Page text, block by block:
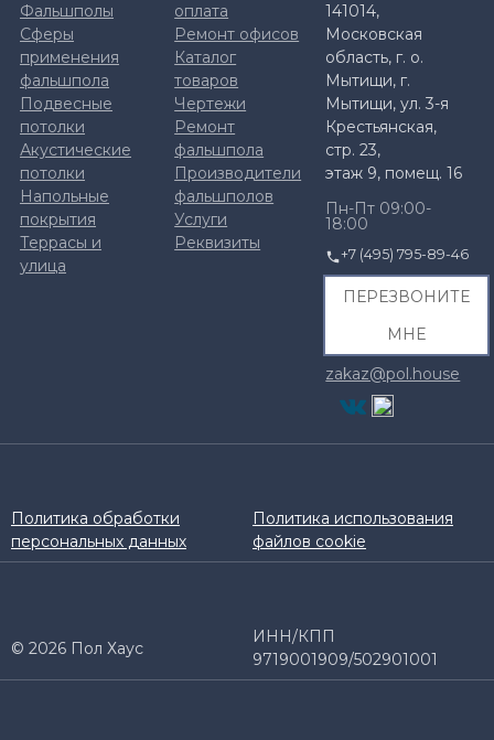
сталь
сталь
0,5
мм
141014,
Московская
область, г. о.
Мытищи, г.
Мытищи, ул. 3-я
Крестьянская,
стр. 23,
этаж 9, помещ. 16
Пн-Пт 09:00-
18:00
+7 (495) 795-89-46
ПЕРЕЗВОНИТЕ
МНЕ
zakaz@pol.house
Фальшполы
Сферы
применения
фальшпола
Подвесные
потолки
Акустические
потолки
Напольные
покрытия
Террасы и
улица
оплата
Ремонт офисов
Каталог
товаров
Чертежи
Ремонт
фальшпола
Производители
фальшполов
Услуги
Реквизиты
Политика обработки
персональных данных
Политика использования
файлов cookie
© 2026 Пол Хаус
ИНН/КПП
9719001909/502901001